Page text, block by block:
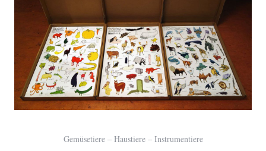
Gemüsetiere – Haustiere – Instrumentiere